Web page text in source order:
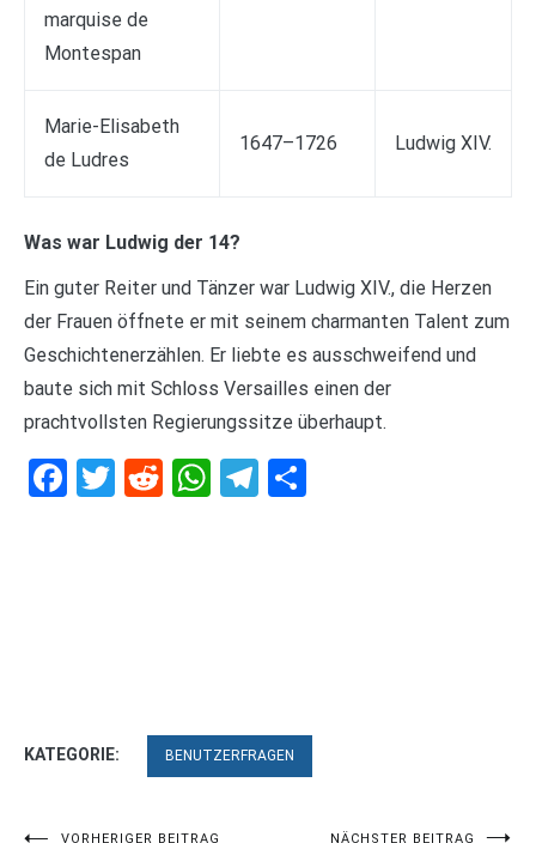
marquise de
Montespan
Marie-Elisabeth
de Ludres
1647–1726 Ludwig XIV.
Was war Ludwig der 14?
Ein guter Reiter und Tänzer war Ludwig XIV., die Herzen
der Frauen öffnete er mit seinem charmanten Talent zum
Geschichtenerzählen. Er liebte es ausschweifend und
baute sich mit Schloss Versailles einen der
prachtvollsten Regierungssitze überhaupt.
Facebook
Twitter
RedditWhatsApp
Telegram
KATEGORIE: BENUTZERFRAGEN
VORHERIGER BEITRAG NÄCHSTER BEITRAG